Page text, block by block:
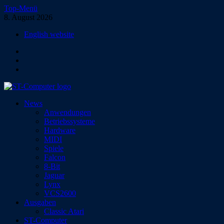
Zum
Inhalt
Top-Menü
8. August 2026
English website
ST-Computer
Das Magazin für Atari-Computer und -Konsolen
News
Anwendungen
Betriebssysteme
Hardware
MIDI
Spiele
Falcon
8-Bit
Jaguar
Lynx
VCS2600
Ausgaben
Classic Atari
ST-Computer